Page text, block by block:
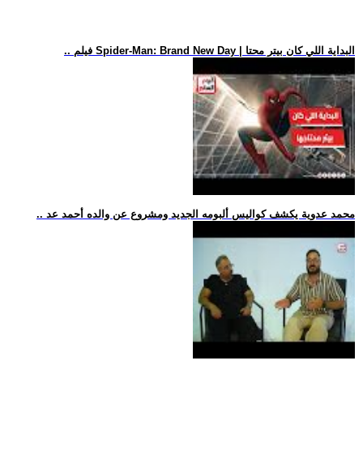
.. فيلم Spider-Man: Brand New Day | البداية اللي كان بيتر محتا
.. محمد عدوية يكشف كواليس ألبومه الجديد ومشروع عن والده أحمد عد